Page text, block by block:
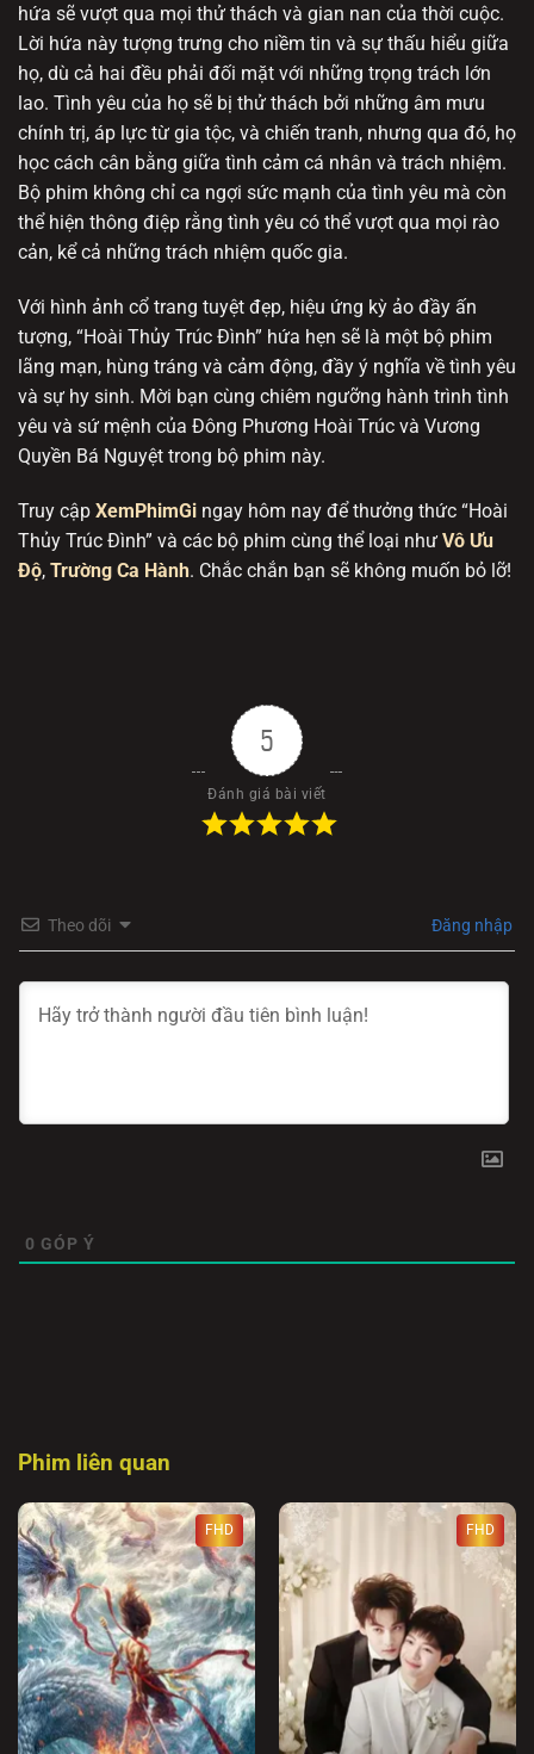
hứa sẽ vượt qua mọi thử thách và gian nan của thời cuộc.
Lời hứa này tượng trưng cho niềm tin và sự thấu hiểu giữa
họ, dù cả hai đều phải đối mặt với những trọng trách lớn
lao. Tình yêu của họ sẽ bị thử thách bởi những âm mưu
chính trị, áp lực từ gia tộc, và chiến tranh, nhưng qua đó, họ
học cách cân bằng giữa tình cảm cá nhân và trách nhiệm.
Bộ phim không chỉ ca ngợi sức mạnh của tình yêu mà còn
thể hiện thông điệp rằng tình yêu có thể vượt qua mọi rào
cản, kể cả những trách nhiệm quốc gia.
Với hình ảnh cổ trang tuyệt đẹp, hiệu ứng kỳ ảo đầy ấn
tượng, “Hoài Thủy Trúc Đình” hứa hẹn sẽ là một bộ phim
lãng mạn, hùng tráng và cảm động, đầy ý nghĩa về tình yêu
và sự hy sinh. Mời bạn cùng chiêm ngưỡng hành trình tình
yêu và sứ mệnh của Đông Phương Hoài Trúc và Vương
Quyền Bá Nguyệt trong bộ phim này.
Truy cập XemPhimGi ngay hôm nay để thưởng thức “Hoài
Thủy Trúc Đình” và các bộ phim cùng thể loại như Vô Ưu
Độ, Trường Ca Hành. Chắc chắn bạn sẽ không muốn bỏ lỡ!
5
Đánh giá bài viết
Theo dõi Đăng nhập
0 GÓP Ý
Phim liên quan
FHD FHD